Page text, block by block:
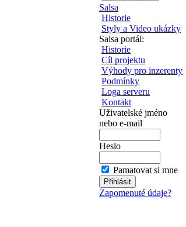
Salsa
Historie
Styly a Video ukázky
Salsa portál:
Historie
Cíl projektu
Výhody pro inzerenty
Podmínky
Loga serveru
Kontakt
Uživatelské jméno
nebo e-mail
Heslo
Pamatovat si mne
Zapomenuté údaje?